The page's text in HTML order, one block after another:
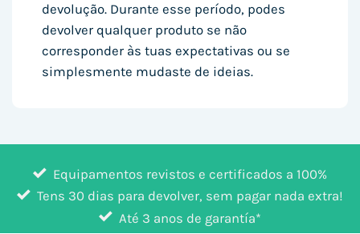
devolução. Durante esse período, podes
devolver qualquer produto se não
corresponder às tuas expectativas ou se
simplesmente mudaste de ideias.
Equipamentos revistos e certificados a 100%
Tens 30 dias para devolver, sem pagar nada extra!
Até 3 anos de garantía*